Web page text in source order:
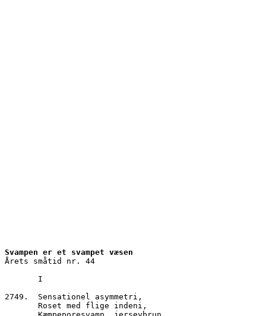
Svampen er et svampet væsen
Årets småtid nr. 44
       I
2749.  Sensationel asymmetri,
       Roset med flige indeni,